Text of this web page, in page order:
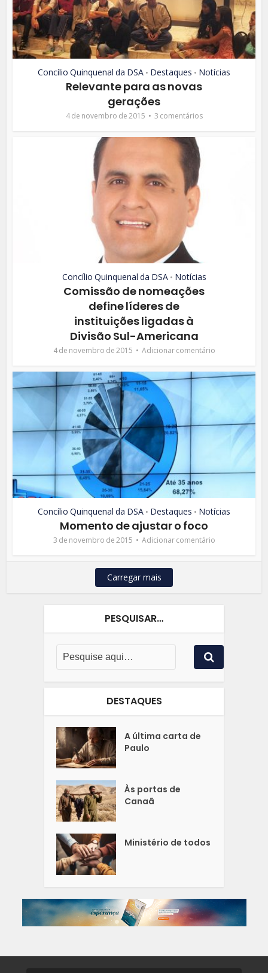
Concílio Quinquenal da DSA • Destaques • Notícias
Relevante para as novas
gerações
4 de novembro de 2015 3 comentários
Concílio Quinquenal da DSA • Notícias
Comissão de nomeações
define líderes de
instituições ligadas à
Divisão Sul-Americana
4 de novembro de 2015 Adicionar comentário
Concílio Quinquenal da DSA • Destaques • Notícias
Momento de ajustar o foco
3 de novembro de 2015 Adicionar comentário
Carregar mais
PESQUISAR…
DESTAQUES
A última carta de
Paulo
Às portas de
Canaã
Ministério de todos